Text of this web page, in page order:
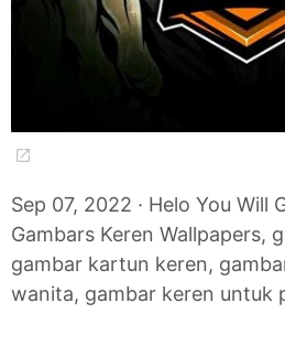
Sep 07, 2022 · Helo You Will
Gambars Keren Wallpapers,
gambar kartun keren,
wanita, gambar keren untuk